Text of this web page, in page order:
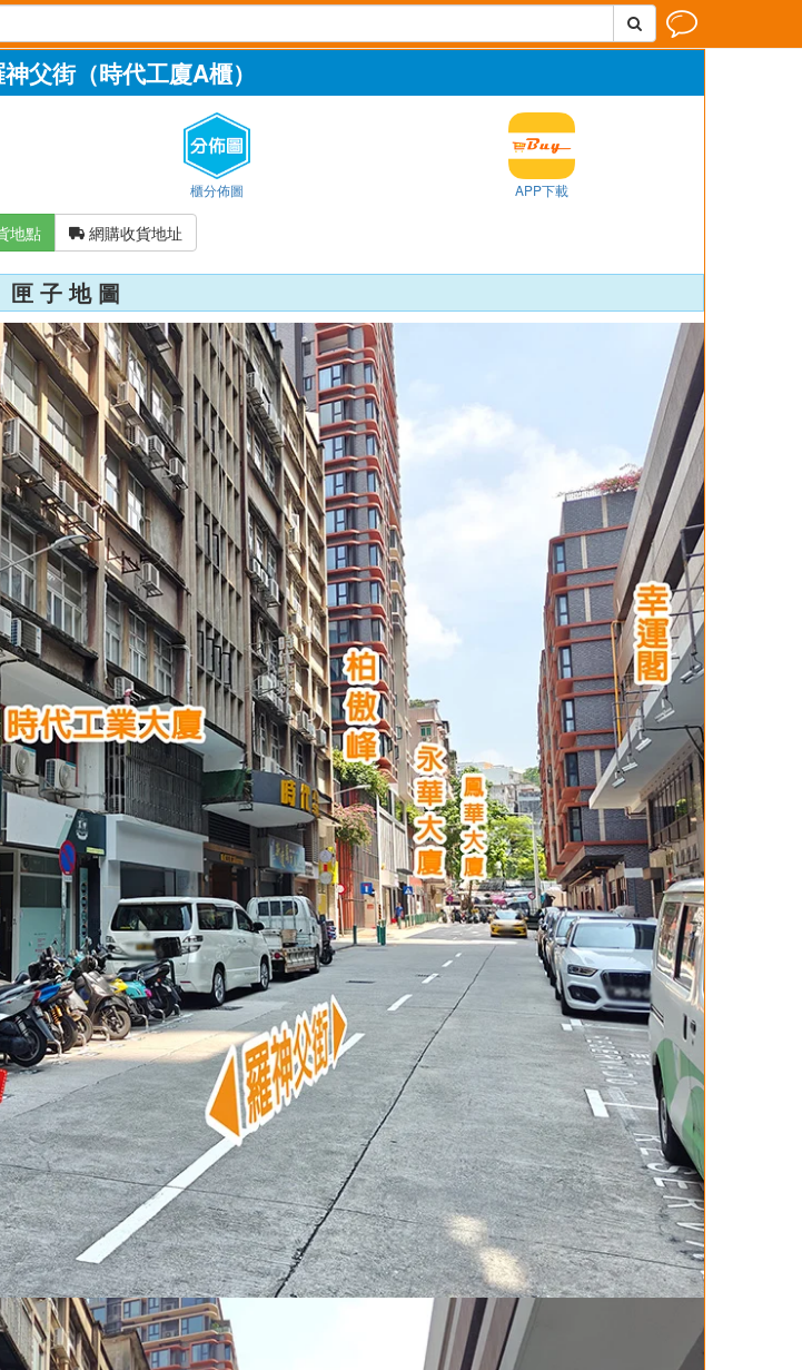
 
父街（時代工廈A櫃）
櫃分佈圖 APP下載
地點 網購收貨地址
匣 子 地 圖